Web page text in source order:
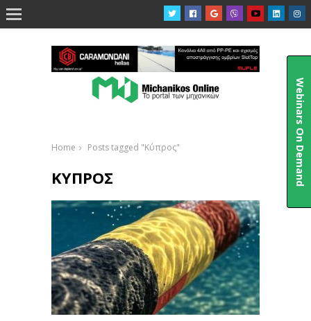

Home Posts tagged "Κύπρος"
ΚΎΠΡΟΣ Webinars On Demand